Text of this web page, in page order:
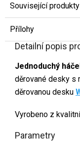
Související produkty
Přílohy
Detailní popis
Jednoduchý
děrované desky s
děrovanou desku
Vyrobeno z
Parametry